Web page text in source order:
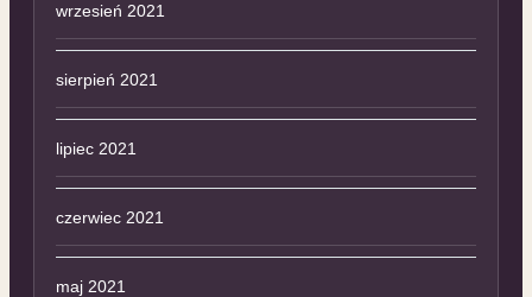
wrzesień 2021
sierpień 2021
lipiec 2021
czerwiec 2021
maj 2021